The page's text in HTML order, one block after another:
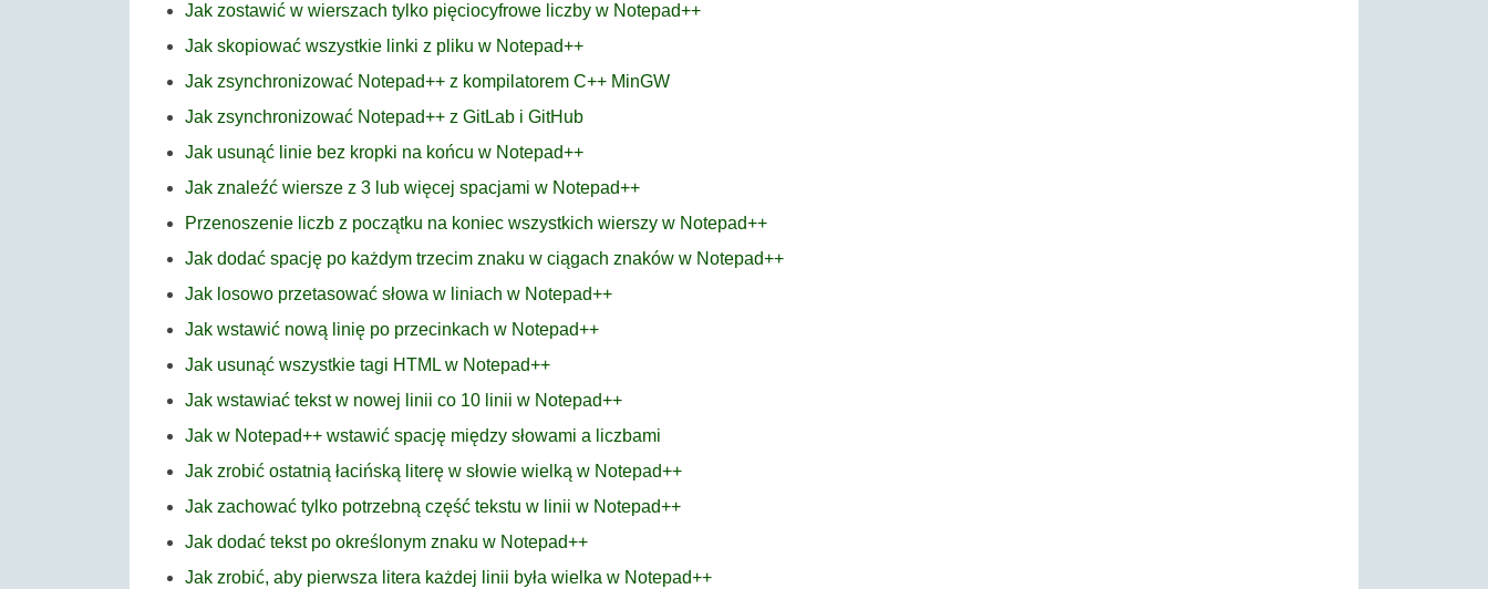
Jak zostawić w wierszach tylko pięciocyfrowe liczby w Notepad++
Jak skopiować wszystkie linki z pliku w Notepad++
Jak zsynchronizować Notepad++ z kompilatorem C++ MinGW
Jak zsynchronizować Notepad++ z GitLab i GitHub
Jak usunąć linie bez kropki na końcu w Notepad++
Jak znaleźć wiersze z 3 lub więcej spacjami w Notepad++
Przenoszenie liczb z początku na koniec wszystkich wierszy w Notepad++
Jak dodać spację po każdym trzecim znaku w ciągach znaków w Notepad++
Jak losowo przetasować słowa w liniach w Notepad++
Jak wstawić nową linię po przecinkach w Notepad++
Jak usunąć wszystkie tagi HTML w Notepad++
Jak wstawiać tekst w nowej linii co 10 linii w Notepad++
Jak w Notepad++ wstawić spację między słowami a liczbami
Jak zrobić ostatnią łacińską literę w słowie wielką w Notepad++
Jak zachować tylko potrzebną część tekstu w linii w Notepad++
Jak dodać tekst po określonym znaku w Notepad++
Jak zrobić, aby pierwsza litera każdej linii była wielka w Notepad++